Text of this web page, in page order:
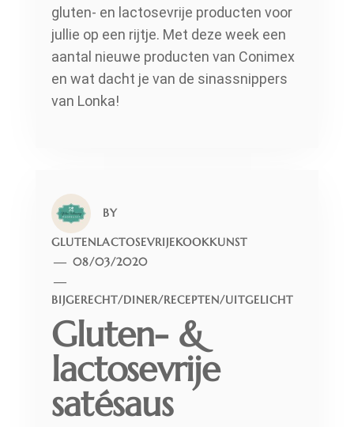
gluten- en lactosevrije producten voor
jullie op een rijtje. Met deze week een
aantal nieuwe producten van Conimex
en wat dacht je van de sinassnippers
van Lonka!
BY
GLUTENLACTOSEVRIJEKOOKKUNST
08/03/2020
BIJGERECHT/DINER/RECEPTEN/UITGELICHT
Gluten- &
lactosevrije
satésaus